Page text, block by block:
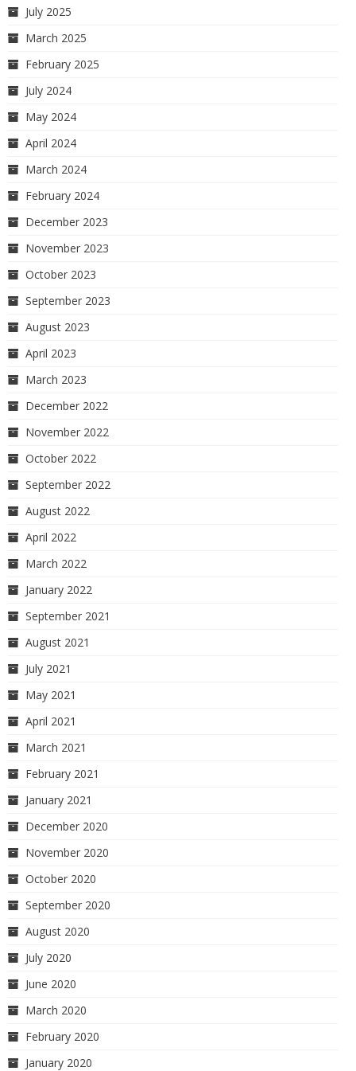
July 2025
March 2025
February 2025
July 2024
May 2024
April 2024
March 2024
February 2024
December 2023
November 2023
October 2023
September 2023
August 2023
April 2023
March 2023
December 2022
November 2022
October 2022
September 2022
August 2022
April 2022
March 2022
January 2022
September 2021
August 2021
July 2021
May 2021
April 2021
March 2021
February 2021
January 2021
December 2020
November 2020
October 2020
September 2020
August 2020
July 2020
June 2020
March 2020
February 2020
January 2020